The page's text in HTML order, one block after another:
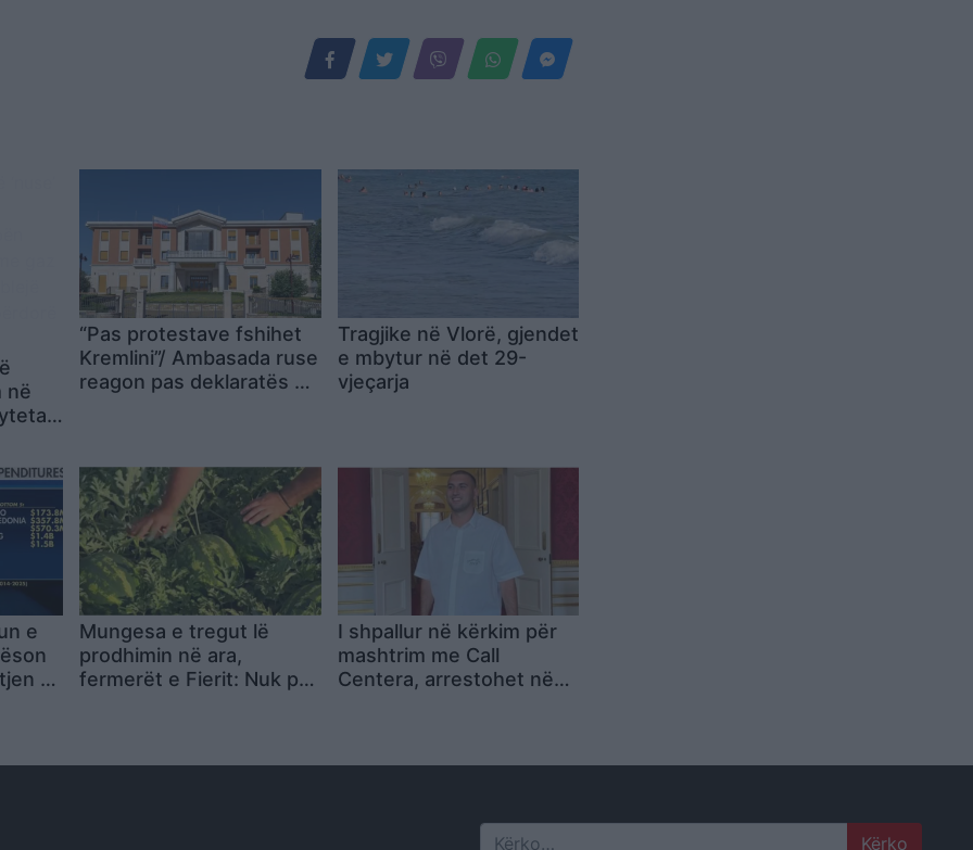
në
“Pas protestave fshihet
Kremlini”/ Ambasada ruse
reagon pas deklaratës së
kërkojnë armiq aty ku
nuk ka
Tragjike në Vlorë, gjendet
e mbytur në det 29-
vjeçarja
e
e
Mungesa e tregut lë
prodhimin në ara,
fermerët e Fierit: Nuk po
I shpallur në kërkim për
mashtrim me Call
Centera, arrestohet në